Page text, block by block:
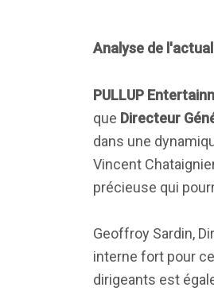
Analyse de
PULLUP
que Directeur
dans une
Vincent
précieuse qui
Geoffroy Sardin,
interne fort pour
dirigeants est